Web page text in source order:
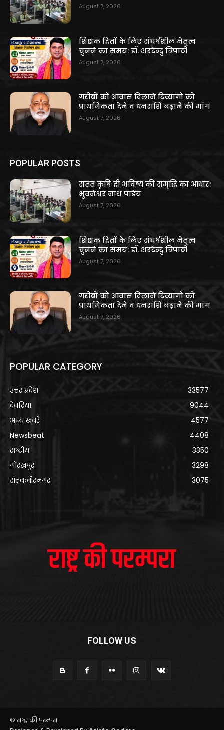
August 7, 2026
शिक्षक हितों के लिए संघर्षशील नेतृत्व
चुनने का समय: डॉ. शरदेन्दु त्रिपाठी
August 7, 2026
गरीबों को आवास दिलाने दिव्यांगों को
प्राथमिकता देने व धनराशि बढ़ाने की मांग
August 7, 2026
POPULAR POSTS
सतत कृषि ही भविष्य की समृद्धि का आधार:
भुवनेश्वर नाथ पांडेय
August 7, 2026
शिक्षक हितों के लिए संघर्षशील नेतृत्व
चुनने का समय: डॉ. शरदेन्दु त्रिपाठी
August 7, 2026
गरीबों को आवास दिलाने दिव्यांगों को
प्राथमिकता देने व धनराशि बढ़ाने की मांग
August 7, 2026
POPULAR CATEGORY
उत्तर प्रदेश
33577
देवरिया
9044
अन्य खबरे
4577
Newsbeat
4408
राष्ट्रीय
3350
गोरखपुर
3298
संतकबीरनगर
3075
FOLLOW US
© राष्ट्र की परम्परा